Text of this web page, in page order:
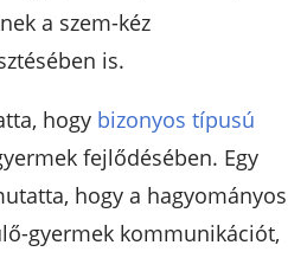
a szem-kéz
is.
hogy bizonyos típusú
fejlődésében. Egy
hogy a hagyományos
gyermek kommunikációt,